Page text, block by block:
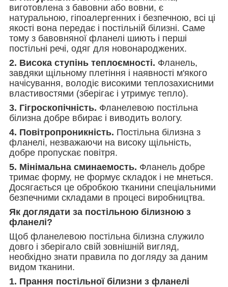
виготовлена з бавовни або вовни, є
натуральною, гіпоалергенних і безпечною, всі ці
якості вона передає і постільній білизні. Саме
тому з бавовняної фланелі шиють і перші
постільні речі, одяг для новонароджених.
2. Висока ступінь теплоємності. Фланель,
завдяки щільному плетіння і наявності м'якого
начісування, володіє високими теплозахисними
властивостями (зберігає і утримує тепло).
3. Гігроскопічність. Фланелевою постільна
білизна добре вбирає і виводить вологу.
4. Повітропроникність. Постільна білизна з
фланелі, незважаючи на високу щільність,
добре пропускає повітря.
5. Мінімальна сминаемость. Фланель добре
тримає форму, не формує складок і не мнеться.
Досягається це обробкою тканини спеціальними
безпечними складами в процесі виробництва.
Як доглядати за постільною білизною з
фланелі?
Щоб фланелевою постільна білизна служило
довго і зберігало свій зовнішній вигляд,
необхідно знати правила по догляду за даним
видом тканини.
1. Прання постільної білизни з фланелі